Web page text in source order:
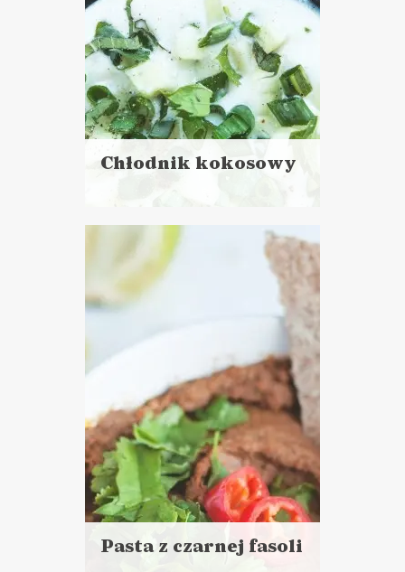
Chłodnik kokosowy
więcej
Czas przygotowania: 10 minut
ZUPY
Pasta z czarnej fasoli